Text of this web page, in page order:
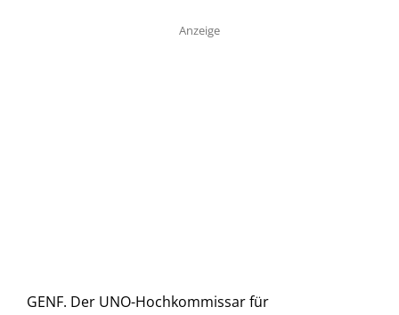
Anzeige
GENF. Der UNO-Hochkommissar für